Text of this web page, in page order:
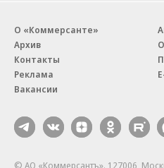
О «Коммерсанте»
Архив
Контакты
Реклама
Вакансии
© АО «Коммерсантъ». 127006,